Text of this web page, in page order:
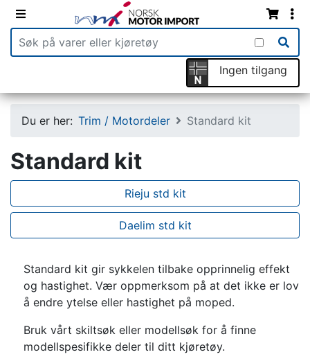
Ingen tilgang
Du er her: Trim / Motordeler Standard kit
Standard kit
Rieju std kit
Daelim std kit
Standard kit gir sykkelen tilbake opprinnelig effekt
og hastighet. Vær oppmerksom på at det ikke er lov
å endre ytelse eller hastighet på moped.
Bruk vårt skiltsøk eller modellsøk for å finne
modellspesifikke deler til ditt kjøretøy.